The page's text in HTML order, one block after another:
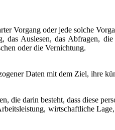
Vorgang oder jede solche
das Auslesen, das Abfragen,
oder die Vernichtung.
Daten mit dem Ziel, ihre
die darin besteht, dass diese
wirtschaftliche